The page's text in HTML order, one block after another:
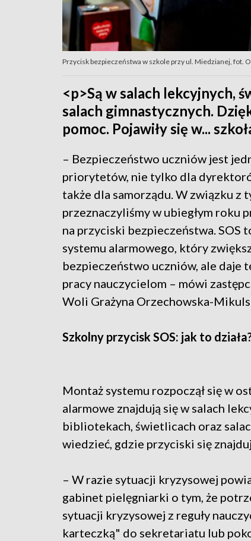
Przycisk bezpieczeństwa w szkole przy ul. Miedzianej, fot.
<p>Są w salach lekcyjnych,
salach gimnastycznych.
pomoc. Pojawiły się w...
– Bezpieczeństwo uczniów jest
priorytetów, nie tylko dla
także dla samorządu. W związku z
przeznaczyliśmy w ubiegłym roku
na przyciski bezpieczeństwa. SOS
systemu alarmowego, który
bezpieczeństwo uczniów, ale daje
pracy nauczycielom – mówi
Woli Grażyna Orzechowska-
Szkolny przycisk SOS: jak to
Montaż systemu rozpoczął się w
alarmowe znajdują się w salach
bibliotekach, świetlicach oraz
wiedzieć, gdzie przyciski się
– W razie sytuacji kryzysowej
gabinet pielęgniarki o tym, że
sytuacji kryzysowej z reguły
karteczką" do sekretariatu lub